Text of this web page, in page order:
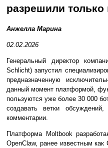
разрешили
Анжелла Марина
02.02.2026
Генеральный директор
Schlicht) запустил
предназначенную
данный момент платформой,
пользуются уже более 30 000
создавать ветки
комментарии.
Платформа Moltbook
OpenClaw, ранее известным